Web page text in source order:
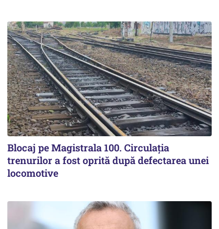
Blocaj pe Magistrala 100. Circulația
trenurilor a fost oprită după defectarea unei
locomotive